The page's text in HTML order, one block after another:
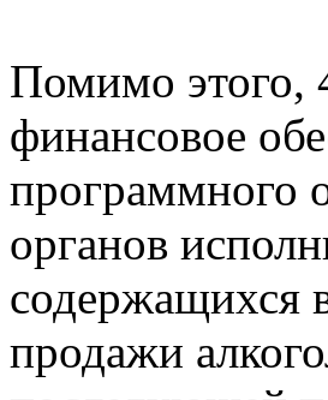
Помимо этого,
финансовое
программного
органов
содержащихся
продажи